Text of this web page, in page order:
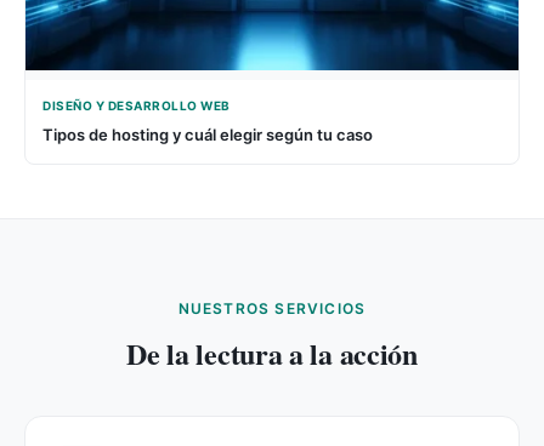
DISEÑO Y DESARROLLO WEB
Tipos de hosting y cuál elegir según tu caso
NUESTROS SERVICIOS
De la lectura a la acción